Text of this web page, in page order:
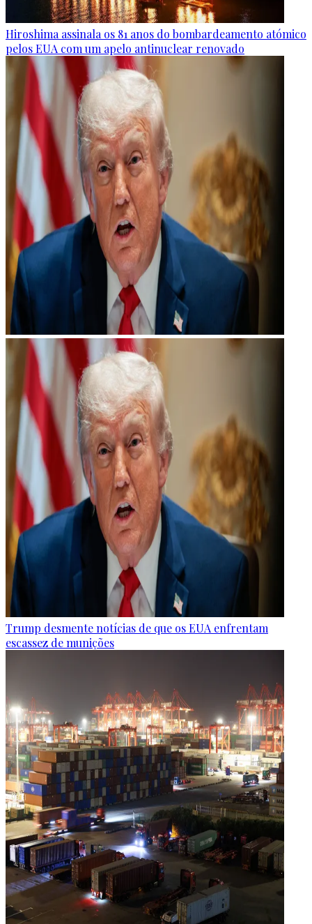
Hiroshima assinala os 81 anos do bombardeamento atómico
pelos EUA com um apelo antinuclear renovado
Trump desmente notícias de que os EUA enfrentam
escassez de munições